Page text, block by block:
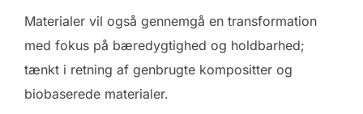
Materialer vil også gennemgå en transformation
med fokus på bæredygtighed og holdbarhed;
tænkt i retning af genbrugte kompositter og
biobaserede materialer.